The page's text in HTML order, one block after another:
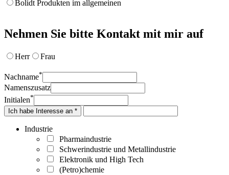
Bolidt Produkten im allgemeinen
Nehmen Sie bitte Kontakt mit mir auf
Herr Frau
Nachname*
Namenszusatz
Initialen*
Ich habe Interesse an *
Industrie
Pharmaindustrie
Schwerindustrie und Metallindustrie
Elektronik und High Tech
(Petro)chemie